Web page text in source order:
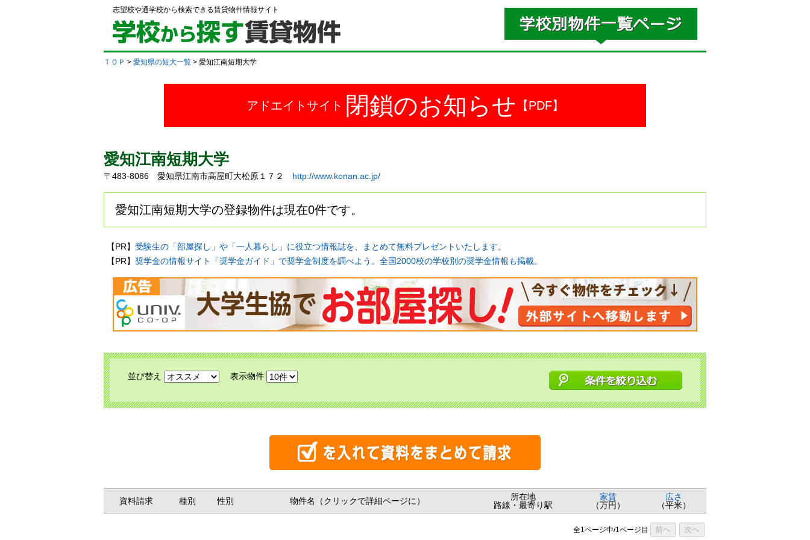
志望校や通学校から検索できる賃貸物件情報サイト
ＴＯＰ > 愛知県の短大一覧 > 愛知江南短期大学
アドエイトサイト 閉鎖のお知らせ 【PDF】
愛知江南短期大学
〒483-8086 愛知県江南市高屋町大松原１７２ http://www.konan.ac.jp/
愛知江南短期大学の登録物件は現在0件です。
【PR】 受験生の「部屋探し」や「一人暮らし」に役立つ情報誌を、まとめて無料プレゼントいたします。
【PR】 奨学金の情報サイト「奨学金ガイド」で奨学金制度を調べよう。全国2000校の学校別の奨学金情報も掲載。
並び替え 表示物件
資料請求 種別 性別 物件名（クリックで詳細ページに）
所在地
路線・最寄り駅
家賃
（万円）
広さ
（平米）
全1ページ中/1ページ目 前へ 次へ